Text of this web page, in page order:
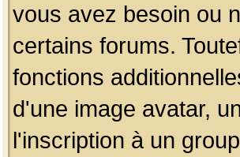
vous avez besoin ou
certains forums.
fonctions
d'une image avatar,
l'inscription à un